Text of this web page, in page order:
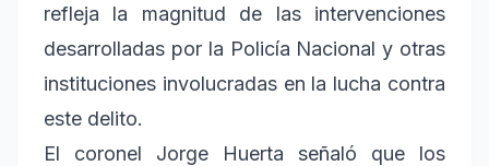
refleja la magnitud de las intervenciones
desarrolladas por la Policía Nacional y otras
instituciones involucradas en la lucha contra
este delito.
El coronel Jorge Huerta señaló que los